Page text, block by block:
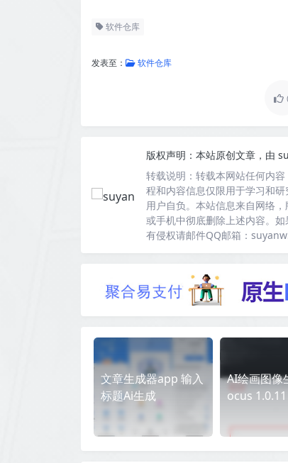
软件仓库
发表至： 软件仓库
版权声明： 本站原创文章，由
转载说明： 转载本网站任何内
程和内容信息仅限用于学习和
用户自负。本站信息来自网络
或手机中彻底删除上述内容。
有侵权请邮件QQ邮箱：
文章生成器app 输入
标题Ai生成
AI绘画图像
ocus 1.0.11